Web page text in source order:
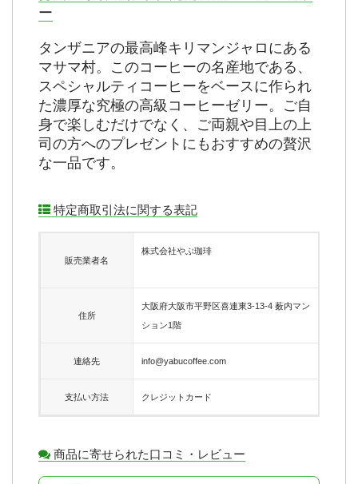
ー
タンザニアの最高峰キリマンジャロにある
マサマ村。このコーヒーの名産地である、
スペシャルティコーヒーをベースに作られ
た濃厚な究極の高級コーヒーゼリー。ご自
身で楽しむだけでなく、ご両親や目上の上
司の方へのプレゼントにもおすすめの贅沢
な一品です。
特定商取引法に関する表記
販売業者名
株式会社やぶ珈琲
住所
大阪府大阪市平野区喜連東3-13-4 薮内マン
ション1階
連絡先 info@yabucoffee.com
支払い方法 クレジットカード
商品に寄せられた口コミ・レビュー